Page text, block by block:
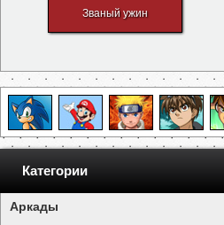
Званый ужин
Категории
Аркады